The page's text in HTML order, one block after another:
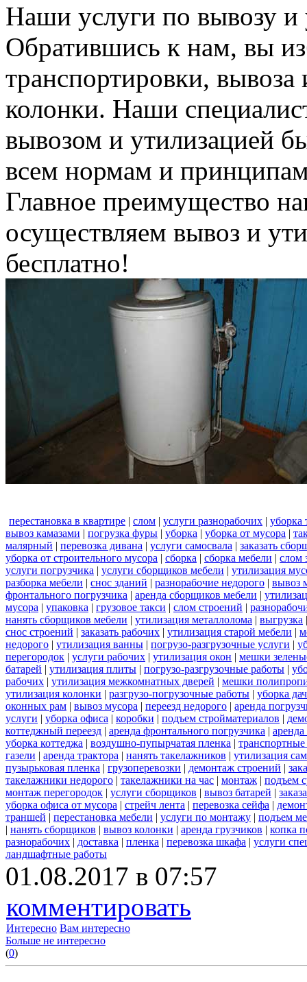
Наши услуги по вывозу и
Обратившись к нам, вы
транспортировки, вывоза
колонки. Наши
вывозом и утилизацией
всем нормам и
Главное преимущество
осуществляем вывоз и
бесплатно!
перестановка в квартире | слом | услуги разнорабочих | уборка
вывоз камазами | погрузка фуры | уборка | уборка от мусора |
малярный | перевозка дивана | услуги самосвала | заказать
уборка от строительного мусора | сборка | сборка мебели | слом
услуги погрузчика | услуги сборщиков мебели | утилизация
разборка мебели | снос зданий | разнорабочие недорого | вывоз
фронтального погрузчика | аренда сборщиков мебели |
мусора | упаковка | грузовое такси | слом строений |
нанять сборщиков мебели | утилизация металлолома | выгрузка
снос строений | заказать рабочих | утилизация старой мебели |
недорого | утилизация ванны | погрузо-разгрузочные услуги |
перегородок | услуги рабочих | утилизация окон | мешки
батарей | утилизация плиты | погрузо-разгрузочные работы |
рабочих | утилизация межкомнатных дверей | мешки
утилизация колонки | разгрузо-погрузочные работы | уборка
оконных рам | вывоз мусора | переезд недорого | аренда
услуги | уборка офиса | коробки | подъем стройматериалов |
коттеджный переезд | аренда фронтального погрузчика |
уборка коттеджа | воздушно-пупырчатая пленка | транспортные
газели | аренда трактора | нанять такелажников | утилизация
пузырьковая пленка | грузоперевозки | демонтаж строений |
такелажники недорого | такелажники на час | монтаж | подъем
монтаж перегородок | услуги сборщиков | вывоз батарей |
уборка офиса от мусора | стрейч лента | перевозка сейфа |
траншей | перестановка мебели | услуги по монтажу | подъем
| нанять сборщиков | вывоз колонки | аренда грузчиков | копка
разнорабочих | доставка | пленка | перевозка шкафа | услуги
ландшафтные работы
01.08.2017 в 07:57
комментировать
Интересно Вам интересно
Больше не интересно
(0)